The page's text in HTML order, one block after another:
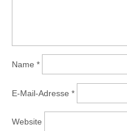
Name *
E-Mail-Adresse *
Website